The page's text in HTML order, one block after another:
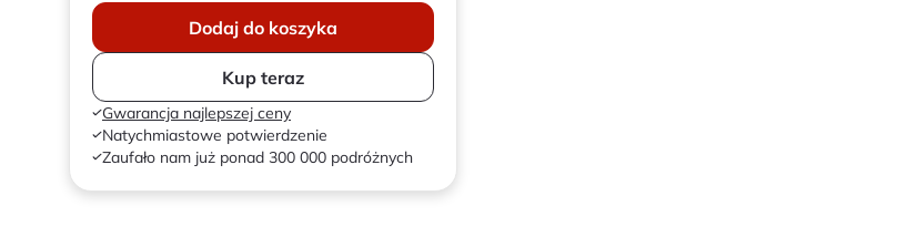
Dodaj do koszyka
Kup teraz
Gwarancja najlepszej ceny
Natychmiastowe potwierdzenie
Zaufało nam już ponad 300 000 podróżnych